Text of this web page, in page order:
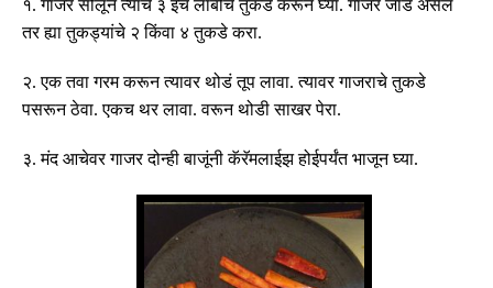
१.गाजरं सोलून त्याचे ३ इंच लांबीचे तुकडे करून घ्या.गाजर जाड असेल
तर ह्या तुकड्यांचे २ किंवा ४ तुकडे करा.
२.एक तवा गरम करून त्यावर थोडं तूप लावा.त्यावर गाजराचे तुकडे
पसरून ठेवा.एकच थर लावा.वरून थोडी साखर पेरा.
३.मंद आचेवर गाजर दोन्ही बाजूंनी कॅरॅमलाईझ होईपर्यंत भाजून घ्या.